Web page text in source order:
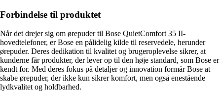
Forbindelse til produktet
Når det drejer sig om ørepuder til Bose QuietComfort 35 II-
hovedtelefoner, er Bose en pålidelig kilde til reservedele, herunder
ørepuder. Deres dedikation til kvalitet og brugeroplevelse sikrer, at
kunderne får produkter, der lever op til den høje standard, som Bose er
kendt for. Med deres fokus på detaljer og innovation formår Bose at
skabe ørepuder, der ikke kun sikrer komfort, men også enestående
lydkvalitet og holdbarhed.